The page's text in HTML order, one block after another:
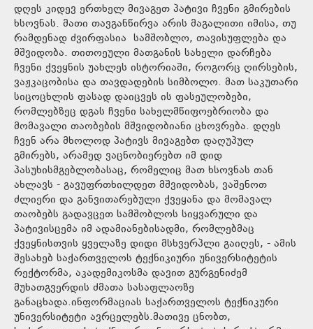
დღეს კიდევ ერთხელ მივაგეთ პატივი ჩვენი გმირების
ხსოვნას. მათი თავგანწირვა არის მაგალითი იმისა, თუ
რამდენად ძვირფასია სამშობლო, თავისუფლება და
მშვიდობა. თითოეული მათგანის სახელი დარჩება
ჩვენი ქვეყნის უახლეს ისტორიაში, როგორც ღირსების,
ვაჟკაცობისა და თავდადების სიმბოლო. მათ საკუთარი
სიცოცხლის ფასად დაიცვეს ის ფასეულობები,
რომლებზეც დგას ჩვენი სახელმწიფოებრიობა და
მომავალი თაობების მშვიდობიანი ცხოვრება. დღეს
ჩვენ არა მხოლოდ პატივს მივაგებთ დაღუპულ
გმირებს, არამედ ვაცნობიერებთ იმ დიდ
პასუხისმგებლობასაც, რომელიც მათ ხსოვნას თან
ახლავს - გავუფრთხილდეთ მშვიდობას, ვაშენოთ
ძლიერი და განვითარებული ქვეყანა და მომავალ
თაობებს გადავცეთ სამშობლოს სიყვარული და
პატივისცემა იმ ადამიანებისადმი, რომლებმაც
ქვეყნისთვის ყველაზე დიდი მსხვერპლი გაიღეს, - ამის
შესახებ საქართველოს ტექნიკიური უნივერსიტეტის
რექტორმა, აკადემიკოსმა დავით გურგენიძემ
მუხათგვერდის ძმათა სასაფლაოზე
განაცხადა.ინფორმაციას საქართველოს ტექნიკური
უნივერსიტეტი ავრცელებს.მათივე ცნობთ,